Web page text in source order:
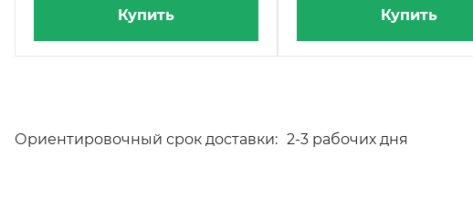
Купить Купить
Ориентировочный срок доставки: 2-3 рабочих дня